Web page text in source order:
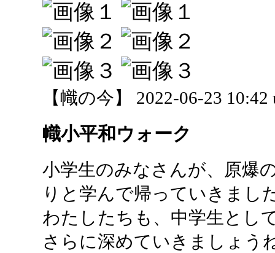
【幟の今】 2022-06-23 10:42
幟小平和ウォーク
小学生のみなさんが、原爆
りと学んで帰っていきまし
わたしたちも、中学生とし
さらに深めていきましょう